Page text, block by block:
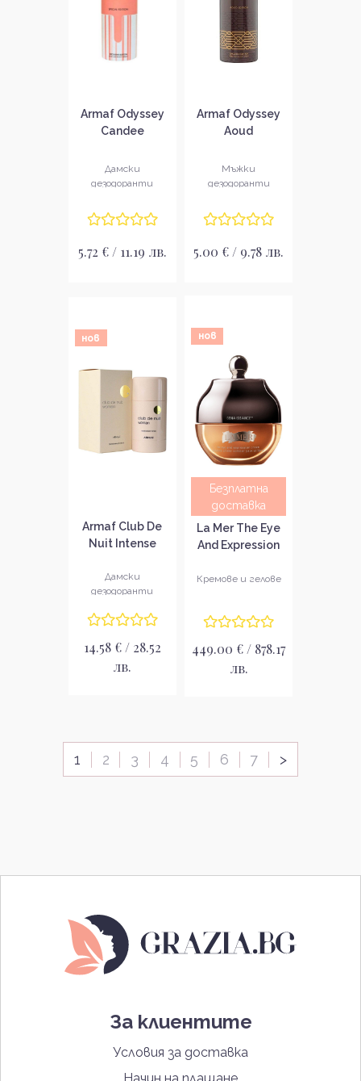
Armaf Odyssey
Candee
спрей за жени
Дамски
дезодоранти
5.72 € / 11.19 лв.
Armaf Odyssey
Aoud
спрей за мъже
Мъжки
дезодоранти
5.00 € / 9.78 лв.
нов
Armaf Club De
Nuit Intense
стик за жени
Дамски
дезодоранти
14.58 € / 28.52
лв.
нов
Безплатна
доставка
La Mer The Eye
And Expression
зоните около
устните
Кремове и гелове
449.00 € / 878.17
лв.
1 2 3 4 5 6 7 >
За клиентите
Условия за доставка